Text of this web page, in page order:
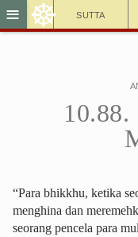
Sutta
≡ ☸
“Para bhikkhu, ketika
menghina dan
seorang pencela para